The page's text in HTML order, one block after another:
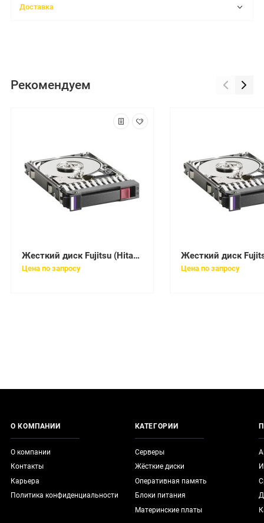
Доставка
Рекомендуем
Жесткий диск Fujitsu (Hitachi) Ultrastar C10K900 300Gb U600 10000 64Mb 6G 520bps SAS 2,5" For Eternus DX100S3 DX200S3(0B26055)
Цена по запросу Цена по запросу
О КОМПАНИИ
О компании
Контакты
Карьера
Политика конфиденциальности
КАТЕГОРИИ
Серверы
Жёсткие диски
Оперативная память
Блоки питания
Материнские платы